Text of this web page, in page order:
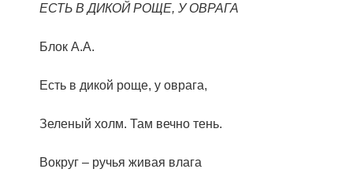
ЕСТЬ В ДИКОЙ РОЩЕ, У ОВРАГА
Блок А.А.
Есть в дикой роще, у оврага,
Зеленый холм. Там вечно тень.
Вокруг – ручья живая влага